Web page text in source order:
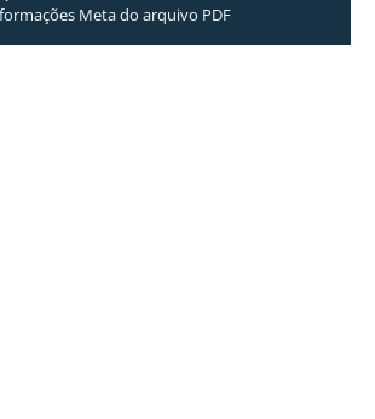
Meta do arquivo PDF